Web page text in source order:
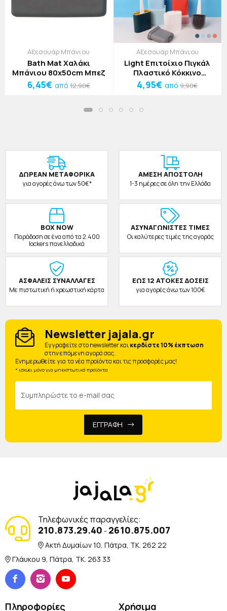
Αξεσουάρ Μπάνιου
Bath Mat Χαλάκι
Μπάνιου 80x50cm Μπεζ
6,45€ από 12,90€
Αξεσουάρ Μπάνιου
Light Επιτοίχιο Πιγκάλ
Πλαστικό Κόκκινο
40x9,5x4cm
4,95€ από9,90€
ΔΩΡΕAΝ ΜΕΤΑΦΟΡΙΚΑ
για αγορές άνω των 50€*
ΑΜΕΣΗ ΑΠΟΣΤΟΛΗ
1-3 ημέρες σε όλη την Ελλάδα
BOX NOW
Παράδοση σε ένα από τα 2.400
lockers πανελλαδικά
ΑΣΥΝΑΓΩΝΙΣΤΕΣ ΤΙΜΕΣ
Οι καλύτερες τιμές της αγοράς
ΑΣΦΑΛΕΙΣ ΣΥΝΑΛΛΑΓΕΣ
Με πιστωτική ή χρεωστική κάρτα
ΕΩΣ 12 ΑΤΟΚΕΣ ΔΟΣΕΙΣ
για αγορές άνω των 100€
Newsletter jajala.gr
Eγγραφείτε στο newsletter καικερδίστε 10% έκπτωση
στην επόμενη αγορά σας.
Ενημερωθείτε για τα νέα προϊόντα και τις προσφορές μας!
* ισχύει μόνο για μη εκπτωτικά προϊόντα
ΕΓΓΡΑΦΗ
Τηλεφωνικές παραγγελίες:
210.873.29.40 - 2610.875.007
Ακτή Δυμαίων 10, Πάτρα, TK. 262 22
Γλάυκου 9, Πάτρα, TK. 263 33
Πληροφορίες Χρήσιμα